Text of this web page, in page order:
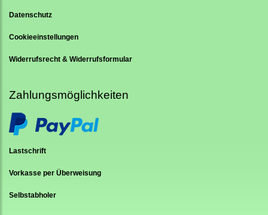
Datenschutz
Cookieeinstellungen
Widerrufsrecht & Widerrufsformular
Zahlungsmöglichkeiten
Lastschrift
Vorkasse per Überweisung
Selbstabholer